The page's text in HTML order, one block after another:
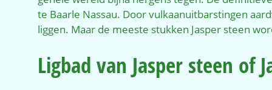
te Baarle Nassau. Door vulkaanuitbarstingen
liggen. Maar de meeste stukken Jasper steen
Ligbad van Jasper steen of